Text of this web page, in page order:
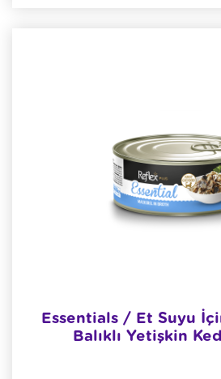
Essentials / Et Suyu
Balıklı Yetişkin